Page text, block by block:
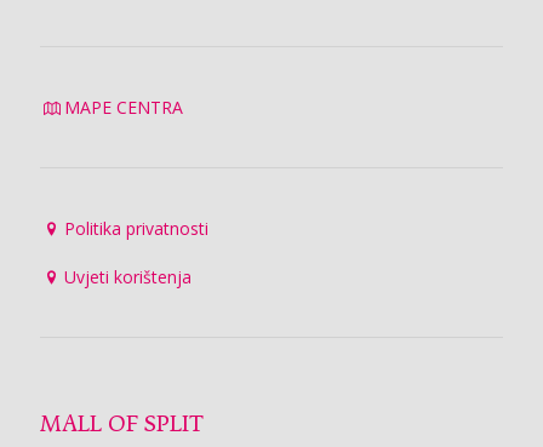
MAPE CENTRA
Politika privatnosti
Uvjeti korištenja
MALL OF SPLIT